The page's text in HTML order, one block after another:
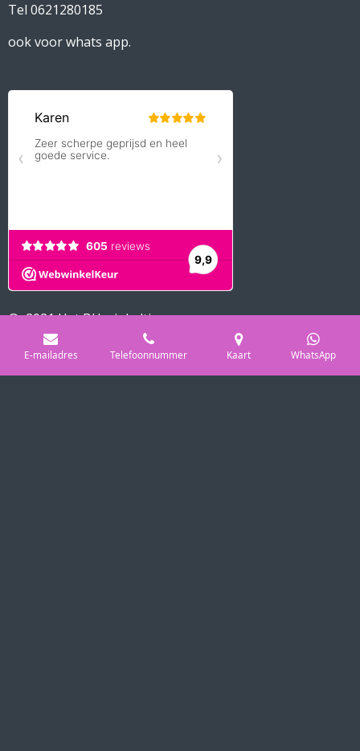
Tel 0621280185
ook voor whats app.
© 2021 Het BH winkeltje
Powered by
E-mailadres Telefoonnummer Kaart WhatsApp